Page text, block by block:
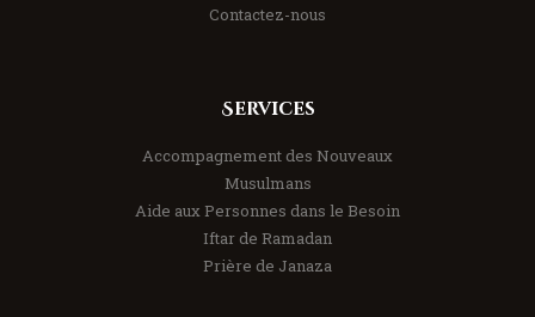
Contactez-nous
Services
Accompagnement des Nouveaux
Musulmans
Aide aux Personnes dans le Besoin
Iftar de Ramadan
Prière de Janaza